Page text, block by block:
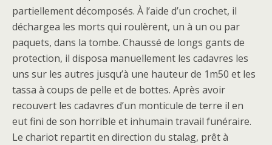
partiellement décomposés. À l’aide d’un crochet, il
déchargea les morts qui roulèrent, un à un ou par
paquets, dans la tombe. Chaussé de longs gants de
protection, il disposa manuellement les cadavres les
uns sur les autres jusqu’à une hauteur de 1m50 et les
tassa à coups de pelle et de bottes. Après avoir
recouvert les cadavres d’un monticule de terre il en
eut fini de son horrible et inhumain travail funéraire.
Le chariot repartit en direction du stalag, prêt à